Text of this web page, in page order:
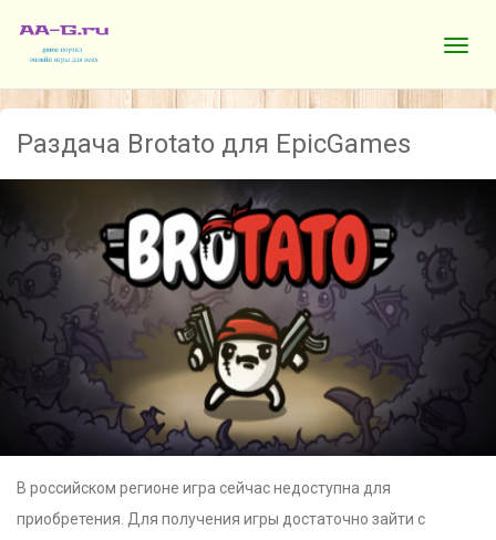
Раздача Brotato для EpicGames
В российском регионе игра сейчас недоступна для
приобретения. Для получения игры достаточно зайти с